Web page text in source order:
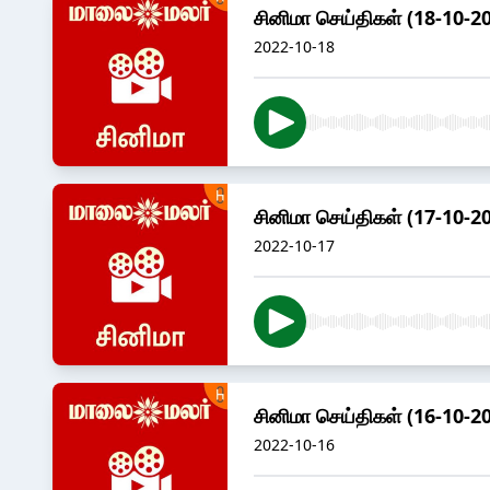
சினிமா செய்திகள் (18-10-
2022-10-18
சினிமா செய்திகள் (17-10-
2022-10-17
சினிமா செய்திகள் (16-10-
2022-10-16